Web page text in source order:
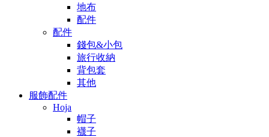
地布
配件
配件
錢包&小包
旅行收納
背包套
其他
服飾配件
Hoja
帽子
襪子